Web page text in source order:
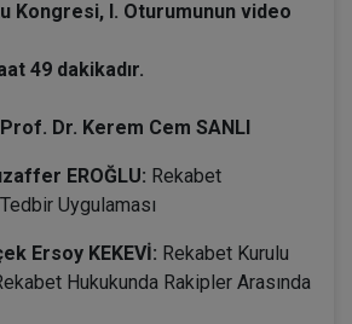
Kongresi, I. Oturumunun video
49 dakikadır.
Dr. Kerem Cem SANLI
EROĞLU: Rekabet
Uygulaması
Ersoy KEKEVİ: Rekabet Kurulu
Hukukunda Rakipler Arasında